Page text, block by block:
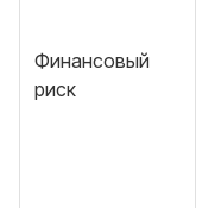
Финансовый
риск